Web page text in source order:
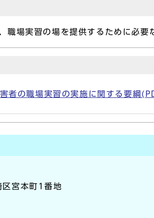
職場実習の場を提供するために必要
者の職場実習の実施に関する要綱
宮本町1番地